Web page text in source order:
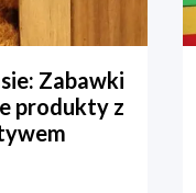
Zabawki
produkty z